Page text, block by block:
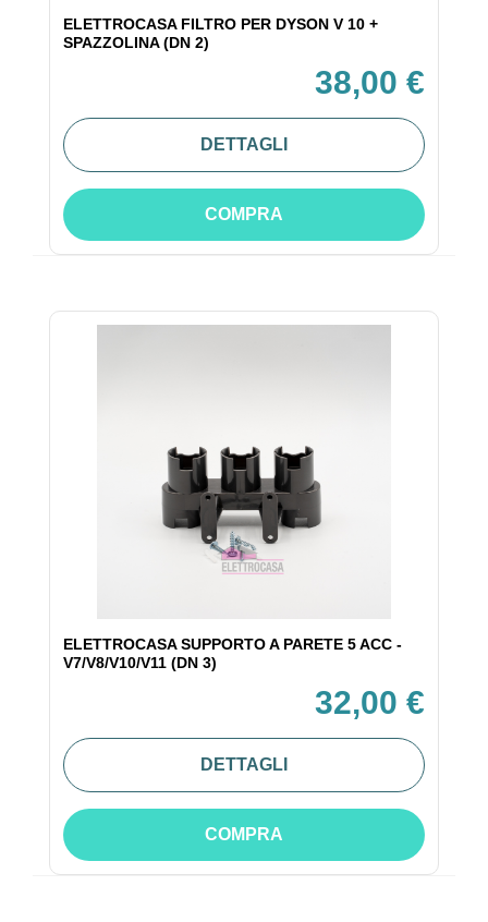
ELETTROCASA FILTRO PER DYSON V 10 +
SPAZZOLINA (DN 2)
38,00 €
DETTAGLI
COMPRA
ELETTROCASA SUPPORTO A PARETE 5 ACC -
V7/V8/V10/V11 (DN 3)
32,00 €
DETTAGLI
COMPRA